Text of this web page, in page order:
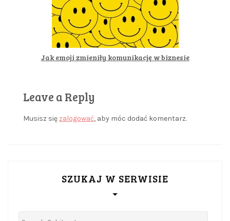
Jak emoji zmieniły komunikację w biznesie
Leave a Reply
Musisz się zalogować, aby móc dodać komentarz.
SZUKAJ W SERWISIE